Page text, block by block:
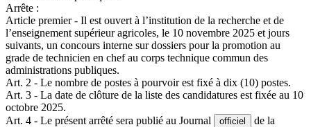
Arrête :
Article premier - Il est ouvert à l’institution de la recherche et de
l’enseignement supérieur agricoles, le 10 novembre 2025 et jours
suivants, un concours interne sur dossiers pour la promotion au
grade de technicien en chef au corps technique commun des
administrations publiques.
Art. 2 - Le nombre de postes à pourvoir est fixé à dix (10) postes.
Art. 3 - La date de clôture de la liste des candidatures est fixée au 10
octobre 2025.
Art. 4 - Le présent arrêté sera publié au Journal
officiel
de la